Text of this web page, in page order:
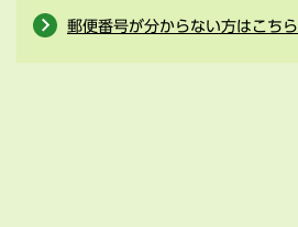
郵便番号が分からない方はこちら